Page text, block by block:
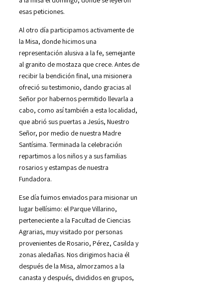
esas peticiones.
Al otro día participamos activamente de
la Misa, donde hicimos una
representación alusiva a la fe, semejante
al granito de mostaza que crece. Antes de
recibir la bendición final, una misionera
ofreció su testimonio, dando gracias al
Señor por habernos permitido llevarla a
cabo, como así también a esta localidad,
que abrió sus puertas a Jesús, Nuestro
Señor, por medio de nuestra Madre
Santísima. Terminada la celebración
repartimos a los niños y a sus familias
rosarios y estampas de nuestra
Fundadora.
Ese día fuimos enviados para misionar un
lugar bellísimo: el Parque Villarino,
perteneciente a la Facultad de Ciencias
Agrarias, muy visitado por personas
provenientes de Rosario, Pérez, Casilda y
zonas aledañas. Nos dirigimos hacia él
después de la Misa, almorzamos a la
canasta y después, divididos en grupos,